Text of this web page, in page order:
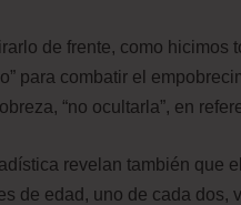
de frente, como hicimos
para combatir el
“no ocultarla”, en
revelan también que
de edad, uno de cada dos,